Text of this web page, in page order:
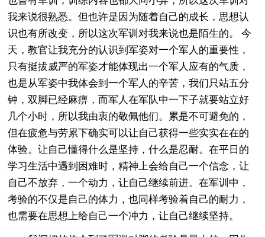
我来说很熟悉。但也许是因为随着自己的成长，思想认
识也有所改变，所以这次军训对我来说也是陌生的。 今
天，教官让我充分的认识到军姿对一个军人的重要性，
只有挺拔威严的军姿才能体现出一个军人应有的气质，
也是从军姿中我体会到一个军人的辛苦，我们只站五分
钟，双脚已经麻痹，而军人在军队中一下子就要站立好
几个小时，所以我由衷的敬佩他们。累是不可避免的，
但在疲惫与劳累下确实可以让自己获得一些实实在在的
体验。让自己懂得什么是坚持，什么是忍耐。在平日的
学习生活中遇到困难时，精神上会给自己一个信念，让
自己不放弃，一个动力，让自己继续前进。在军训中，
考验的不仅是自己的体力，也同样考验着自己的耐力，
也需要在思想上给自己一个冲力，让自己继续坚持。